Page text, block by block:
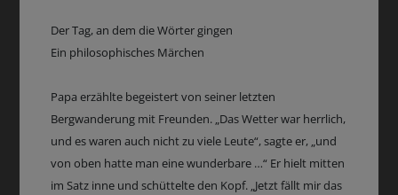
Der Tag, an dem die Wörter gingen
Ein philosophisches Märchen
Papa erzählte begeistert von seiner letzten
Bergwanderung mit Freunden. „Das Wetter war herrlich,
und es waren auch nicht zu viele Leute“, sagte er, „und
von oben hatte man eine wunderbare …“ Er hielt mitten
im Satz inne und schüttelte den Kopf. „Jetzt fällt mir das